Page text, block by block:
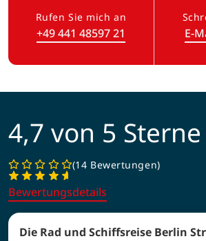
Rufen Sie mich an
+49 441 48597 21(Link öffnet in neuemE-
4,7 von 5 Sterne
14 Bewertungen
Bewertungsdetails
Die Rad und Schiffsreise Berlin